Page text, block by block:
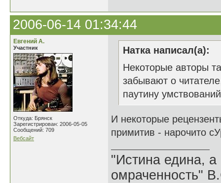
2006-06-14 01:34:44
Евгений А.
Участник
Откуда: Брянск
Зарегистрирован: 2006-05-05
Сообщений: 709
Вебсайт
Натка написал(а):
Некоторые авторы
забывают о
паутину
И некоторые
примитив - нарочито
"Истина едина,
омраченность"